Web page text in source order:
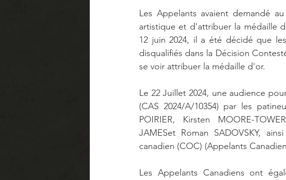
Les Appelants avaient demandé
artistique et d'attribuer la médaille
12 juin 2024, il a été décidé que
disqualifiés dans la Décision
se voir attribuer la médaille d'or.
Le 22 Juillet 2024, une audience
(CAS 2024/A/10354) par les
POIRIER, Kirsten MOORE-
JAMESet Roman SADOVSKY,
canadien (COC) (Appelants
Les Appelants Canadiens ont